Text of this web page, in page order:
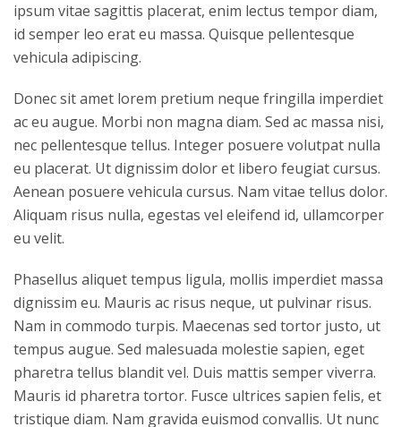
ipsum vitae sagittis placerat, enim lectus tempor diam,
id semper leo erat eu massa. Quisque pellentesque
vehicula adipiscing.
Donec sit amet lorem pretium neque fringilla imperdiet
ac eu augue. Morbi non magna diam. Sed ac massa nisi,
nec pellentesque tellus. Integer posuere volutpat nulla
eu placerat. Ut dignissim dolor et libero feugiat cursus.
Aenean posuere vehicula cursus. Nam vitae tellus dolor.
Aliquam risus nulla, egestas vel eleifend id, ullamcorper
eu velit.
Phasellus aliquet tempus ligula, mollis imperdiet massa
dignissim eu. Mauris ac risus neque, ut pulvinar risus.
Nam in commodo turpis. Maecenas sed tortor justo, ut
tempus augue. Sed malesuada molestie sapien, eget
pharetra tellus blandit vel. Duis mattis semper viverra.
Mauris id pharetra tortor. Fusce ultrices sapien felis, et
tristique diam. Nam gravida euismod convallis. Ut nunc